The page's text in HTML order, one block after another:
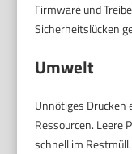
Firmware und
Sicherheitslücken
Umwelt
Unnötiges Drucken
Ressourcen. Leere
schnell im